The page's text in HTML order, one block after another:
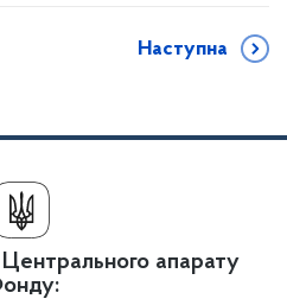
Наступна
апарату